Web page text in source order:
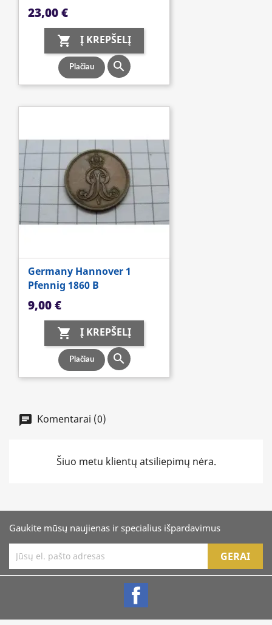
Kaina
23,00 €
 Į KREPŠELĮ
Plačiau 
Germany Hannover 1
Pfennig 1860 B
Kaina
9,00 €
 Į KREPŠELĮ
Plačiau 
Komentarai (0)
Šiuo metu klientų atsiliepimų nėra.
Gaukite mūsų naujienas ir specialius išpardavimus